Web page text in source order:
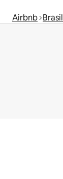
Airbnb Brasil